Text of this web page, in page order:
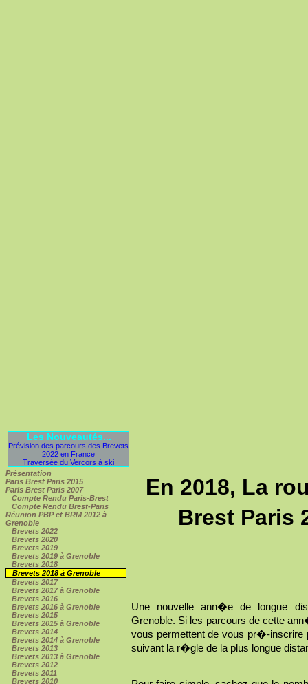
Les Nouveautés...
Prévision des parcours des Brevets
2022 en France
Traversée du Vercors à ski
Présentation
Paris Brest Paris 2015
Paris Brest Paris 2007
Compte Rendu Paris-Brest
Compte Rendu Brest-Paris
Réunion PBP et BRM 2012 à
Grenoble
Brevets 2022
Brevets 2020
Brevets 2019
Brevets 2019 à Grenoble
Brevets 2018
Brevets 2018 à Grenoble
Brevets 2017
Brevets 2017 à Grenoble
Brevets 2016
Brevets 2016 à Grenoble
Brevets 2015
Brevets 2015 à Grenoble
Brevets 2014
Brevets 2014 à Grenoble
Brevets 2013
Brevets 2013 à Grenoble
Brevets 2012
Brevets 2011
Brevets 2010
En 2018, La
Brest Paris
Une nouvelle ann�e de longue
Grenoble. Si les parcours de cette
vous permettent de vous pr�-
suivant la r�gle de la plus longue